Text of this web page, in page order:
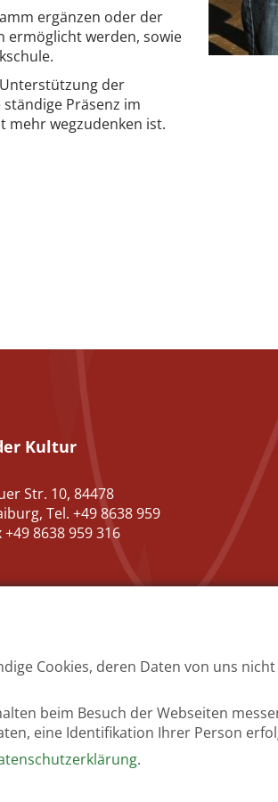
ergänzen oder der
ermöglicht werden, sowie
der
Präsenz im
mehr wegzudenken ist.
Kultur
Str. 10, 84478
Tel. +49 8638 959
+49 8638 959 316
Cookies, deren Daten von uns
beim Besuch der Webseiten
eine Identifikation Ihrer Person
.